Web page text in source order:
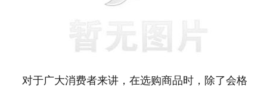
联系我们
对于广大消费者来讲，在选购商品时，除了会格